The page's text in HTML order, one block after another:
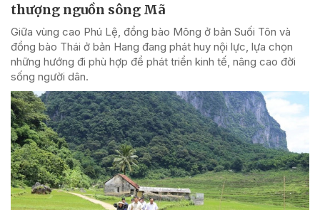
thượng nguồn sông Mã
Giữa vùng cao Phú Lệ, đồng bào Mông ở bản Suối Tôn và
đồng bào Thái ở bản Hang đang phát huy nội lực, lựa chọn
những hướng đi phù hợp để phát triển kinh tế, nâng cao đời
sống người dân.